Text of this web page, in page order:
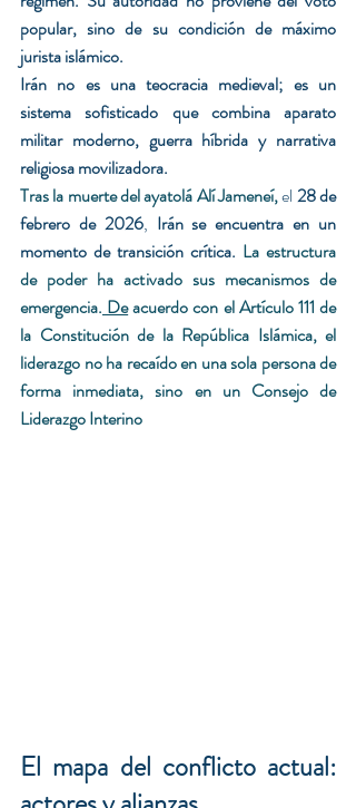
popular, sino de su condición de máximo
jurista islámico.
Irán no es una teocracia medieval; es un
sistema sofisticado que combina aparato
militar moderno, guerra híbrida y narrativa
religiosa movilizadora.
Tras la muerte del ayatolá Alí Jameneí, el 28 de
febrero de 2026, Irán se encuentra en un
momento de transición crítica. La estructura
de poder ha activado sus mecanismos de
emergencia. De acuerdo con el Artículo 111 de
la Constitución de la República Islámica, el
liderazgo no ha recaído en una sola persona de
forma inmediata, sino en un Consejo de
Liderazgo Interino
El mapa del conflicto actual: